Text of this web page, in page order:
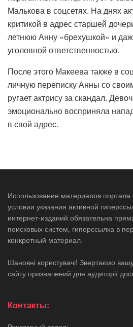
Малькова в соцсетях. На днях
критикой в адрес старшей
летнюю Анну «брехушкой» и
уголовной ответственностью.
После этого Макеева также в
личную переписку Анны со
ругает актрису за скандал.
эмоционально восприняла
в свой адрес.
Использование материалов
условии указания активной
интернет-изданий обязательна
поисковых систем, гиперссылка в
конкретный материал.
Шановні користувачі! Звертаємо
сайту призначений для аудиторії
Контакты: